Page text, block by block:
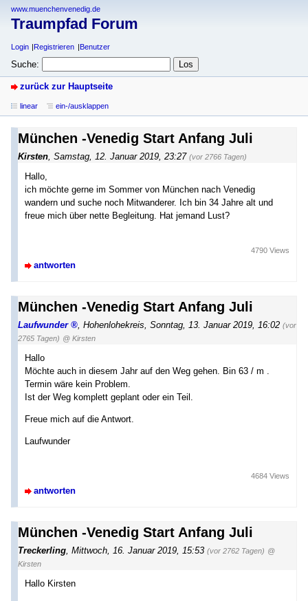
www.muenchenvenedig.de
Traumpfad Forum
Login Registrieren Benutzer
Suche:
zurück zur Hauptseite
linear ein-/ausklappen
München -Venedig Start Anfang Juli
Kirsten Samstag, 12. Januar 2019, 23:27 (vor 2766 Tagen)
Hallo,
ich möchte gerne im Sommer von München nach Venedig
wandern und suche noch Mitwanderer. Ich bin 34 Jahre alt und
freue mich über nette Begleitung. Hat jemand Lust?
antworten
4790 Views
München -Venedig Start Anfang Juli
Laufwunder Hohenlohekreis Sonntag, 13. Januar 2019, 16:02 (vor
2765 Tagen) @ Kirsten
Hallo
Möchte auch in diesem Jahr auf den Weg gehen. Bin 63 / m .
Termin wäre kein Problem.
Ist der Weg komplett geplant oder ein Teil.
Freue mich auf die Antwort.
Laufwunder
antworten
4684 Views
München -Venedig Start Anfang Juli
Treckerling, Mittwoch, 16. Januar 2019, 15:53 (vor 2762 Tagen) @
Kirsten
Hallo Kirsten